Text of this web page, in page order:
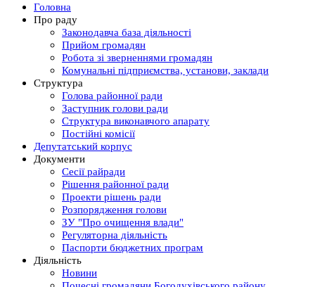
Головна
Про раду
Законодавча база діяльності
Прийом громадян
Робота зі зверненнями громадян
Комунальні підприємства, установи, заклади
Структура
Голова районної ради
Заступник голови ради
Структура виконавчого апарату
Постійні комісії
Депутатський корпус
Документи
Сесії райради
Рішення районної ради
Проекти рішень ради
Розпорядження голови
ЗУ "Про очищення влади"
Регуляторна діяльність
Паспорти бюджетних програм
Діяльність
Новини